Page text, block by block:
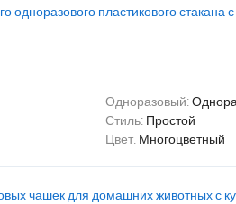
одноразового пластикового
Одноразовый:
Стиль: Простой
Цвет: Многоцветный
чашек для домашних животных с